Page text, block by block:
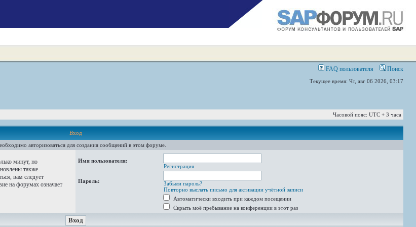
FAQ пользователя Поиск
Текущее время: Чт, авг 06 2026, 03:17
Часовой пояс: UTC + 3 часа
Вход
авторизоваться для создания сообщений в этом форуме.
минут, но
также
вам следует
на форумах означает
Имя пользователя:
Регистрация
Пароль:
Забыли пароль?
Повторно выслать письмо для активации учётной записи
Автоматически входить при каждом посещении
Скрыть моё пребывание на конференции в этот раз